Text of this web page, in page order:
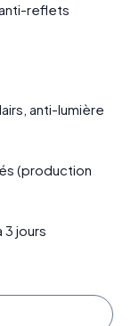
reflets
anti-lumière
(production
3 jours